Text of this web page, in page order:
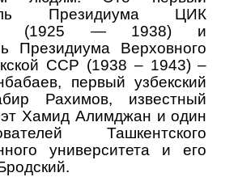
Президиума ЦИК
(1925 — 1938) и
Президиума Верховного
ССР (1938 – 1943) –
первый узбекский
Рахимов, известный
Хамид Алимджан и один
Ташкентского
университета и его